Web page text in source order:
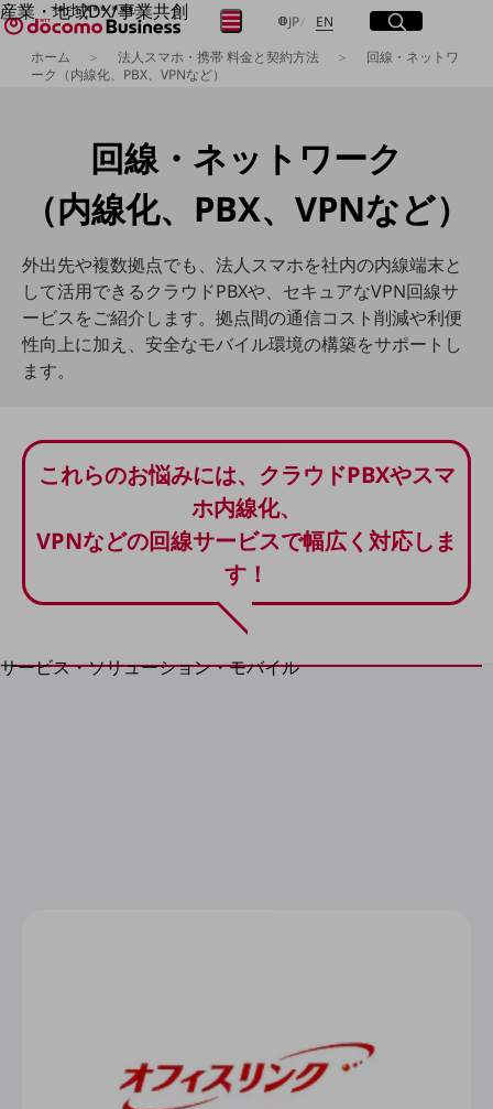
産業・地域DX/事業共創
OPEN HUB for Plural Futures
自律・分散・協調型社会の実現を目指し、
記事コンテンツ
プレイヤー(カタリスト/パートナー企業)
Smart World
産業・地域DXプラットフォーマーとして
企業と地域が持続成長する社会を目指します
Smart City
Smart Education
Smart Healthcare
Smart Industry
Smart Mobility
地域の取り組み
地域社会を支える皆さまと地域課題の解決や
地域経済のさらなる活性化に取り組みます
LGPF(Local Government Platform)
別ウィンドウで開きます
サービス・ソリューション・モバイル
JP日本語
EN Englishサイト内検索
開く
メニュー
開く
フリーワードでNTTドコモビジネスの
ホーム 法人スマホ・携帯 料金と契約方法
回線・ネットワ
ーク（内線化、PBX、VPNなど）
回線・ネットワーク
（内線化、PBX、VPNなど）
外出先や複数拠点でも、法人スマホを社内の内線端末と
して活用できるクラウドPBXや、セキュアなVPN回線サ
ービスをご紹介します。拠点間の通信コスト削減や利便
性向上に加え、安全なモバイル環境の構築をサポートし
ます。
これらのお悩みには、クラウドPBXやスマ
ホ内線化、
VPNなどの回線サービスで幅広く対応しま
す！